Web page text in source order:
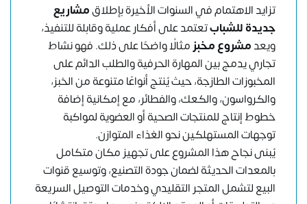
تزايد الاهتمام في السنوات الأخيرة بإطلاقمشاريع
جديدة للشبابتعتمد على أفكار عملية وقابلة للتنفيذ،
ويعدمشروع مخبزمثالًا واضحًا على ذلك. فهو نشاط
تجاري يدمج بين المهارة الحرفية والطلب الدائم على
المخبوزات الطازجة، حيث يُنتج أنواعًا متنوعة من الخبز،
والكرواسون، والكعك، والفطائر، مع إمكانية إضافة
خطوط إنتاج للمنتجات الصحية أو العضوية لمواكبة
توجهات المستهلكين نحو الغذاء المتوازن.
يُبنى نجاح هذا المشروع على تجهيز مكان متكامل
بالمعدات الحديثة لضمان جودة التصنيع، وتوسيع قنوات
البيع لتشمل المتجر التقليدي وخدمات التوصيل السريعة